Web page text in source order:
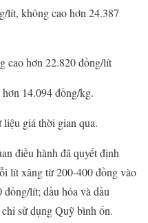
lít, không cao hơn 24.387
cao hơn 22.820 đồng/lít
14.094 đồng/kg.
giá thời gian qua.
điều hành đã quyết định
lít xăng từ 200-400 đồng vào
lít; dầu hỏa và dầu
sử dụng Quỹ bình ổn.